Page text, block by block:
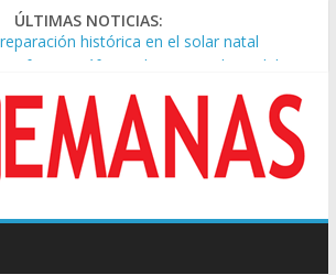
ÚLTIMAS NOTICIAS:
histórica en el solar natal
y fuertes ráfagas de viento: alerta del
en la CABA aumentaron
Tierras: se espera un fuerte operativo